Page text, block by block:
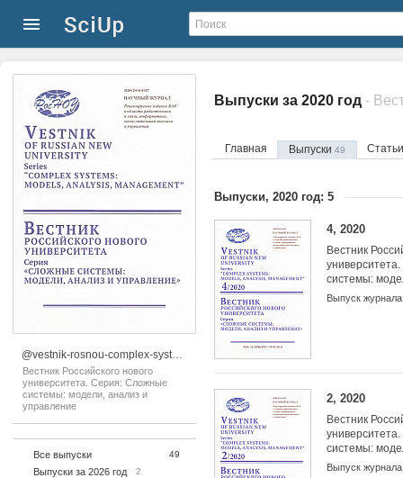
@vestnik-rosnou-complex-systems-models-analysis-management
Вестник Российского нового
университета. Серия: Сложные
системы: модели, анализ и
управление
Все выпуски 49
Выпуски за 2026 год 2
Выпуски за 2020 год
Главная Выпуски 49
Выпуски, 2020 год: 5
4, 2020
Вестник
системы:
управление
Выпуск журнала
2, 2020
Вестник
системы:
управление
Выпуск журнала